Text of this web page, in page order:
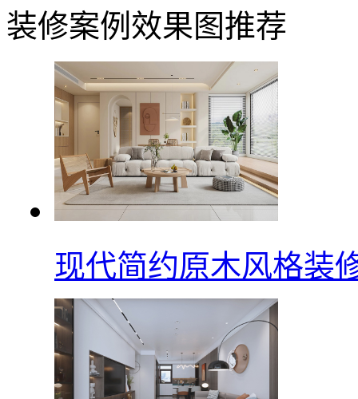
装修案例效果图推荐
现代简约原木风格装